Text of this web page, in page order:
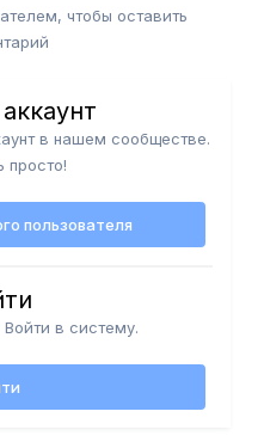
чтобы оставить
в нашем сообществе.
просто!
пользователя
Войти в систему.